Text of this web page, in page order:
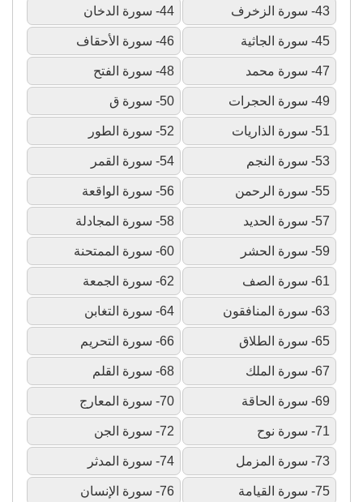
43- سورة الزخرف 44- سورة الدخان
45- سورة الجاثية 46- سورة الأحقاف
47- سورة محمد 48- سورة الفتح
49- سورة الحجرات 50- سورة ق
51- سورة الذاريات 52- سورة الطور
53- سورة النجم 54- سورة القمر
55- سورة الرحمن 56- سورة الواقعة
57- سورة الحديد 58- سورة المجادلة
59- سورة الحشر 60- سورة الممتحنة
61- سورة الصف 62- سورة الجمعة
63- سورة المنافقون 64- سورة التغابن
65- سورة الطلاق 66- سورة التحريم
67- سورة الملك 68- سورة القلم
69- سورة الحاقة 70- سورة المعارج
71- سورة نوح 72- سورة الجن
73- سورة المزمل 74- سورة المدثر
75- سورة القيامة 76- سورة الإنسان